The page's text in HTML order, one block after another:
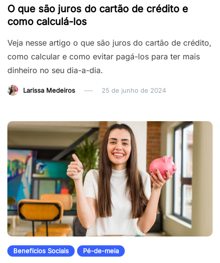
O que são juros do cartão de crédito e
como calculá-los
Veja nesse artigo o que são juros do cartão de crédito,
como calcular e como evitar pagá-los para ter mais
dinheiro no seu dia-a-dia.
Larissa Medeiros 25 de junho de 2024
Benefícios Sociais Pé-de-meia